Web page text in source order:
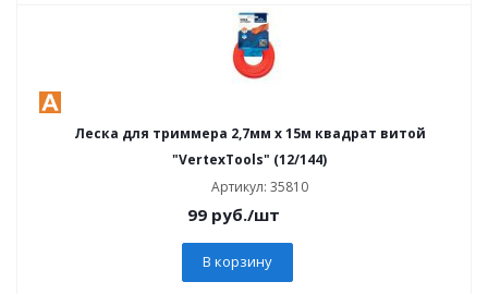
Леска для триммера 2,7мм х 15м квадрат витой
"VertexTools" (12/144)
Артикул: 35810
99руб./шт
В корзину